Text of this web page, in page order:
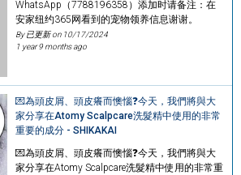
WhatsApp（7788196358）添加时请备注：在
安家纽约365网看到的宠物领养信息谢谢。
By 已更新 on 10/17/2024
1 year 9 months ago
💌為頭皮屑、頭皮癢而懊惱❓今天，我們將與大
家分享在Atomy Scalpcare洗髮精中使用的非常
重要的成分 - SHIKAKAI
💌為頭皮屑、頭皮癢而懊惱❓今天，我們將與大
家分享在Atomy Scalpcare洗髮精中使用的非常重